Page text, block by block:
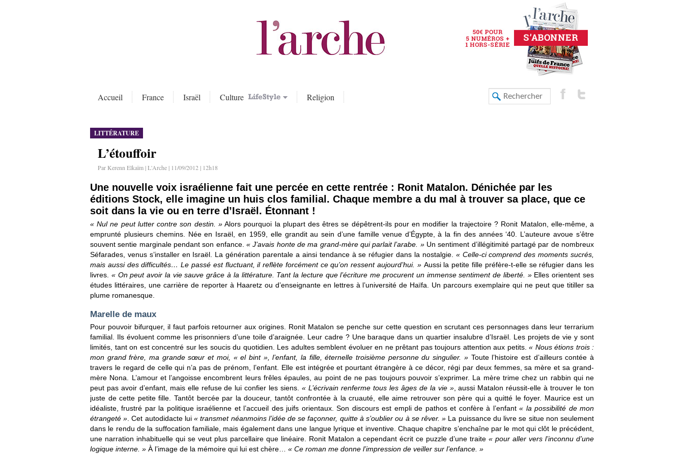
Accueil France Israël Culture Religion
LITTÉRATURE
L’étouffoir
Par Kerenn Elkaïm | L'Arche | 11/09/2012 | 12h18
Une nouvelle voix israélienne fait une percée en cette rentrée : Ronit Matalon. Dénichée par les
éditions Stock, elle imagine un huis clos familial. Chaque membre a du mal à trouver sa place, que ce
soit dans la vie ou en terre d’Israël. Étonnant !
« Nul ne peut lutter contre son destin. »Alors pourquoi la plupart des êtres se dépêtrent-ils pour en modifier la trajectoire ? Ronit Matalon, elle-même, a
emprunté plusieurs chemins. Née en Israël, en 1959, elle grandit au sein d’une famille venue d’Égypte, à la fin des années ‘40. L’auteure avoue s’être
souvent sentie marginale pendant son enfance. « J’avais honte de ma grand-mère qui parlait l’arabe. »Un sentiment d’illégitimité partagé par de nombreux
Séfarades, venus s’installer en Israël. La génération parentale a ainsi tendance à se réfugier dans la nostalgie. « Celle-ci comprend des moments sucrés,
mais aussi des difficultés… Le passé est fluctuant, il reflète forcément ce qu’on ressent aujourd’hui. » Aussi la petite fille préfère-t-elle se réfugier dans les
livres. « On peut avoir la vie sauve grâce à la littérature. Tant la lecture que l’écriture me procurent un immense sentiment de liberté. »Elles orientent ses
études littéraires, une carrière de reporter à Haaretz ou d’enseignante en lettres à l’université de Haïfa. Un parcours exemplaire qui ne peut que titiller sa
plume romanesque.
Marelle de maux
Pour pouvoir bifurquer, il faut parfois retourner aux origines. Ronit Matalon se penche sur cette question en scrutant ces personnages dans leur terrarium
familial. Ils évoluent comme les prisonniers d’une toile d’araignée. Leur cadre ? Une baraque dans un quartier insalubre d’Israël. Les projets de vie y sont
limités, tant on est concentré sur les soucis du quotidien. Les adultes semblent évoluer en ne prêtant pas toujours attention aux petits. « Nous étions trois :
mon grand frère, ma grande sœur et moi, « el bint », l’enfant, la fille, éternelle troisième personne du singulier. »Toute l’histoire est d’ailleurs contée à
travers le regard de celle qui n’a pas de prénom, l’enfant. Elle est intégrée et pourtant étrangère à ce décor, régi par deux femmes, sa mère et sa grand-
mère Nona. L’amour et l’angoisse encombrent leurs frêles épaules, au point de ne pas toujours pouvoir s’exprimer. La mère trime chez un rabbin qui ne
peut pas avoir d’enfant, mais elle refuse de lui confier les siens.« L’écrivain renferme tous les âges de la vie », aussi Matalon réussit-elle à trouver le ton
juste de cette petite fille. Tantôt bercée par la douceur, tantôt confrontée à la cruauté, elle aime retrouver son père qui a quitté le foyer. Maurice est un
idéaliste, frustré par la politique israélienne et l’accueil des juifs orientaux. Son discours est empli de pathos et confère à l’enfant« la possibilité de mon
étrangeté » . Cet autodidacte lui« transmet néanmoins l’idée de se façonner, quitte à s’oublier ou à se rêver. » La puissance du livre se situe non seulement
dans le rendu de la suffocation familiale, mais également dans une langue lyrique et inventive. Chaque chapitre s’enchaîne par le mot qui clôt le précédent,
une narration inhabituelle qui se veut plus parcellaire que linéaire. Ronit Matalon a cependant écrit ce puzzle d’une traite« pour aller vers l’inconnu d’une
logique interne. » À l’image de la mémoire qui lui est chère… « Ce roman me donne l’impression de veiller sur l’enfance. »